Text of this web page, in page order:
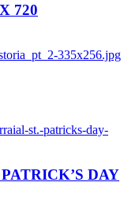
720
335x256.jpg
st.-patricks-day-
DAY